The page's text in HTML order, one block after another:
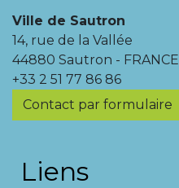
Ville de Sautron
14, rue de la Vallée
44880 Sautron - FRANCE
+33 2 51 77 86 86
Contact par formulaire
Liens